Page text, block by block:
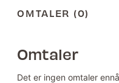
OMTALER (0)
Omtaler
Det er ingen omtaler